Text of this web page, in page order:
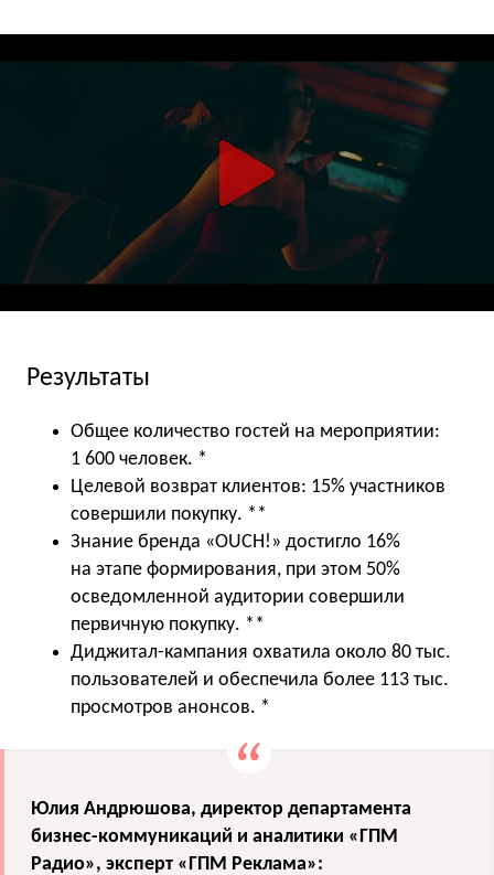
Результаты
Общее количество гостей на мероприятии:
1 600 человек. *
Целевой возврат клиентов: 15% участников
совершили покупку. **
Знание бренда «OUCH!» достигло 16%
на этапе формирования, при этом 50%
осведомленной аудитории совершили
первичную покупку. **
Диджитал-кампания охватила около 80 тыс.
пользователей и обеспечила более 113 тыс.
просмотров анонсов. *
Юлия Андрюшова, директор департамента
бизнес-коммуникаций и аналитики «ГПМ
Радио», эксперт «ГПМ Реклама»: